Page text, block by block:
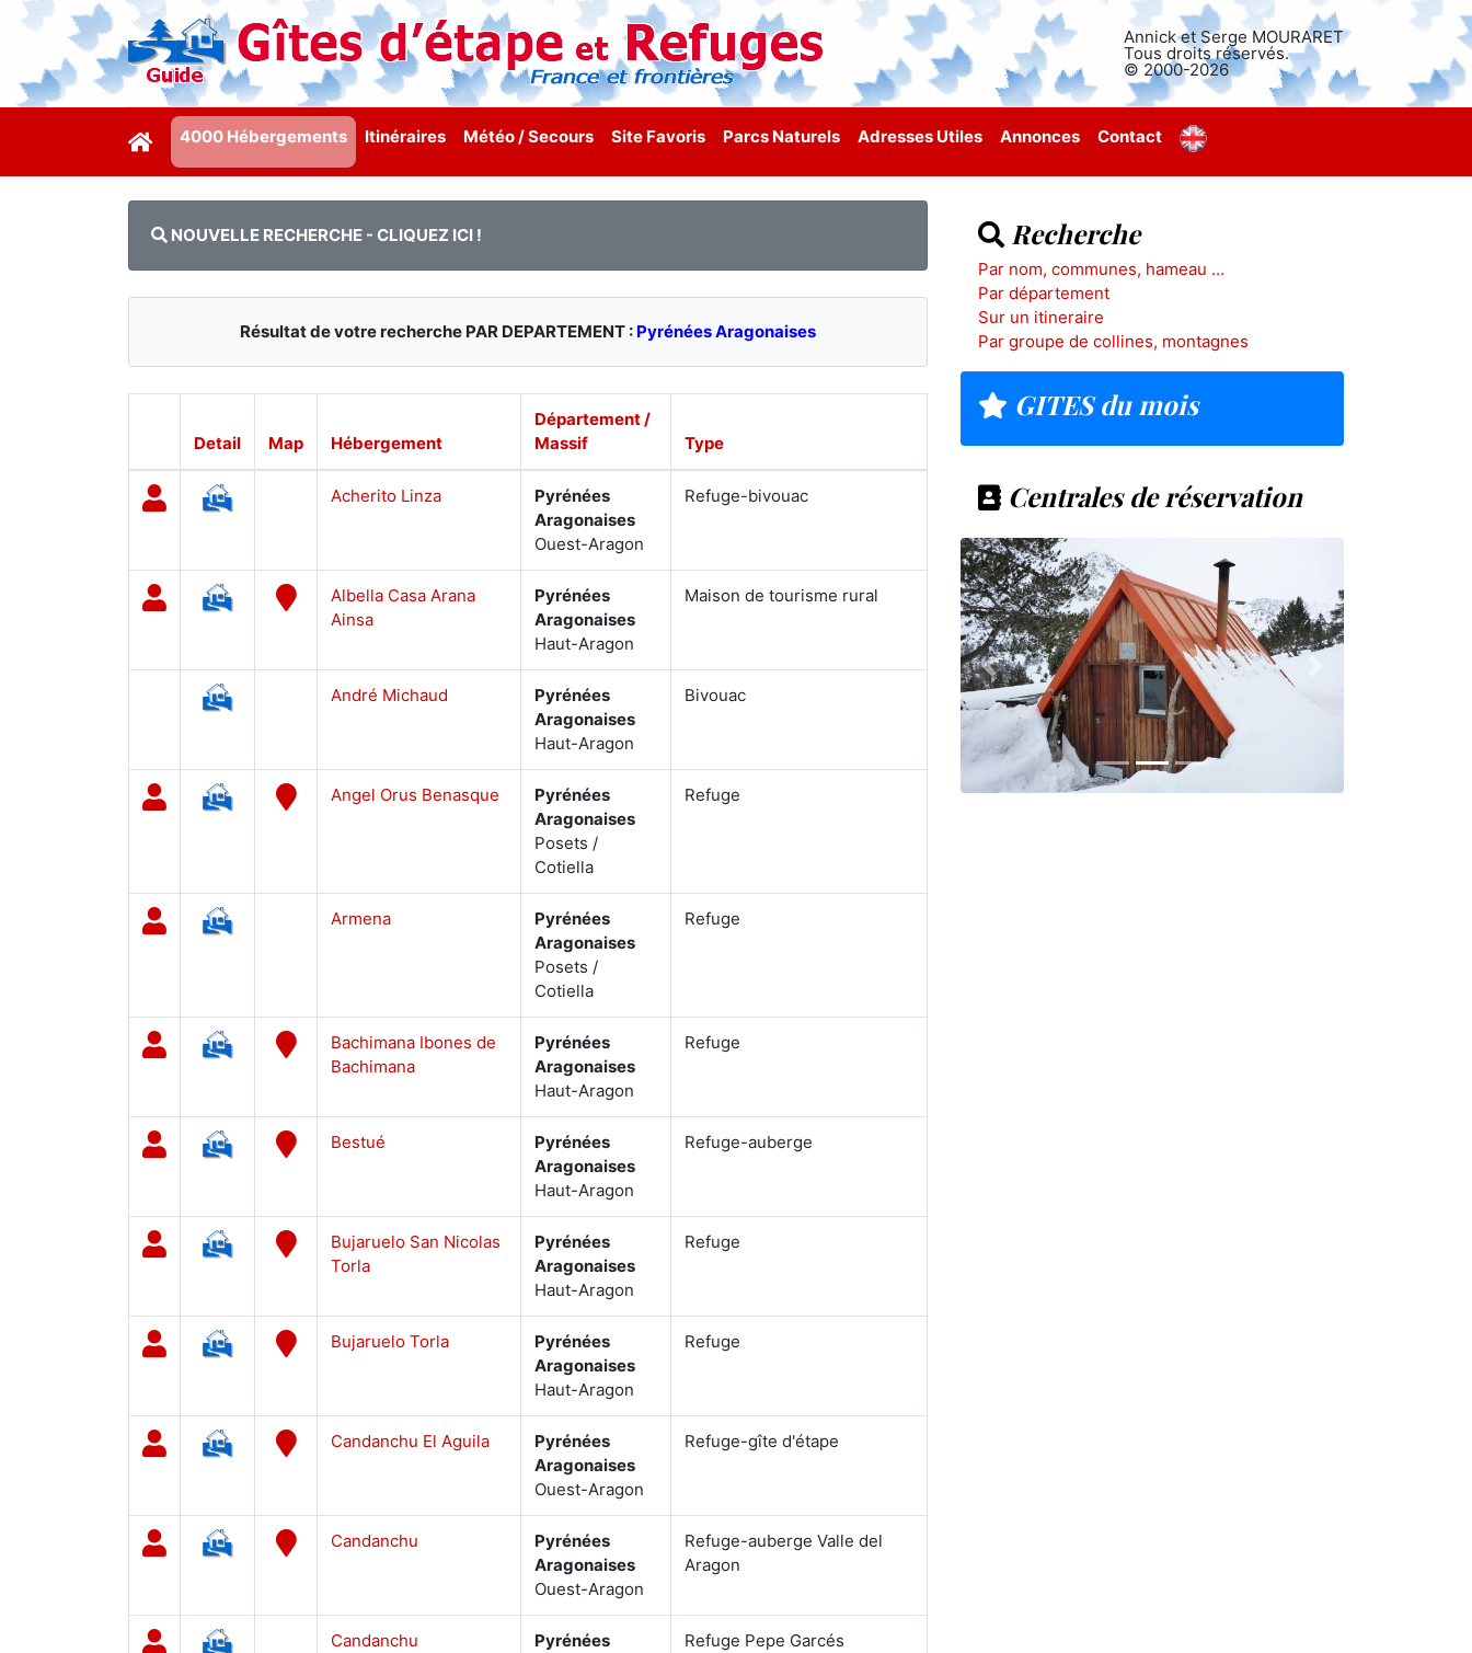
Annick et Serge MOURARET
Tous droits réservés.
© 2000-2026
4000 Hébergements Itinéraires Météo / Secours Site Favoris Parcs Naturels Adresses Utiles Annonces Contact
NOUVELLE RECHERCHE - CLIQUEZ ICI !
Résultat de votre recherche PAR DEPARTEMENT : Pyrénées Aragonaises
Detail Map Hébergement
Département /
Massif
Type
Acherito Linza
Pyrénées
Aragonaises
Ouest-Aragon
Refuge-bivouac
Albella Casa Arana
Ainsa
Pyrénées
Aragonaises
Haut-Aragon
Maison de tourisme rural
André Michaud
Pyrénées
Aragonaises
Haut-Aragon
Bivouac
Angel Orus Benasque
Pyrénées
Aragonaises
Posets /
Cotiella
Refuge
Armena
Pyrénées
Aragonaises
Posets /
Cotiella
Refuge
Bachimana Ibones de
Bachimana
Pyrénées
Aragonaises
Haut-Aragon
Refuge
Bestué
Pyrénées
Aragonaises
Haut-Aragon
Refuge-auberge
Bujaruelo San Nicolas
Torla
Pyrénées
Aragonaises
Haut-Aragon
Refuge
Bujaruelo Torla
Pyrénées
Aragonaises
Haut-Aragon
Refuge
Candanchu El Aguila
Pyrénées
Aragonaises
Ouest-Aragon
Refuge-gîte d'étape
Candanchu
Pyrénées
Aragonaises
Ouest-Aragon
Refuge-auberge Valle del
Aragon
Candanchu
Pyrénées
Refuge Pepe Garcés
Recherche
Par nom, communes, hameau ...
Par département
Sur un itineraire
Par groupe de collines, montagnes
GITES du mois
Centrales de réservation